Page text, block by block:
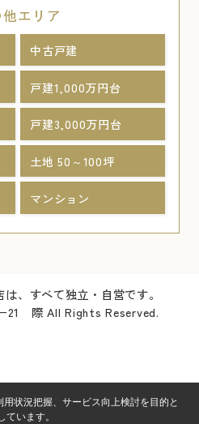
エリア
中古戸建
戸建1,000万円台
戸建3,000万円台
土地 50～100坪
マンション
、すべて独立・自営です。
21 際 All Rights Reserved.
状況把握、サービス向上検討を目的と
います。